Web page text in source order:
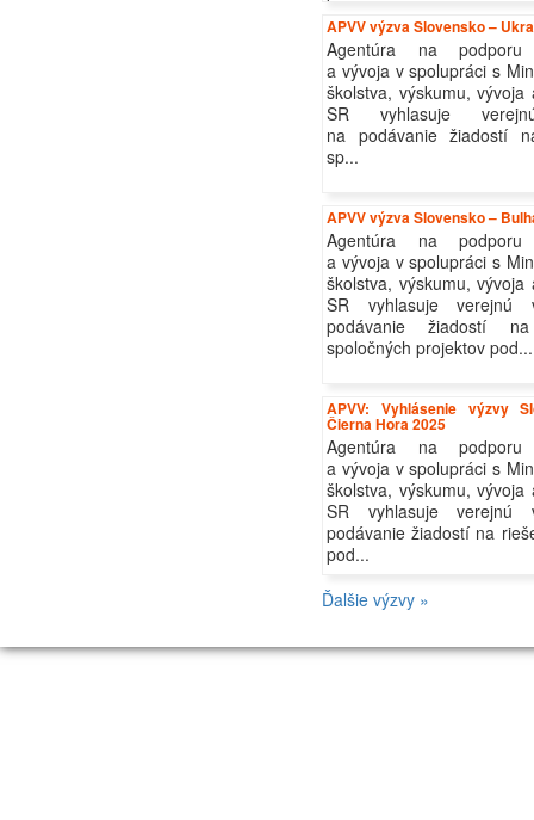
APVV výzva Slovensko –
Agentúra na podporu
a vývoja v spolupráci s
školstva, výskumu, vývoja
SR vyhlasuje
na podávanie žiadostí
sp...
APVV výzva Slovensko –
Agentúra na podporu
a vývoja v spolupráci s
školstva, výskumu, vývoja
SR vyhlasuje verejnú
podávanie žiadostí
spoločných projektov pod...
APVV: Vyhlásenie výzvy
Čierna Hora 2025
Agentúra na podporu
a vývoja v spolupráci s
školstva, výskumu, vývoja
SR vyhlasuje verejnú
podávanie žiadostí na
pod...
Ďalšie výzvy »